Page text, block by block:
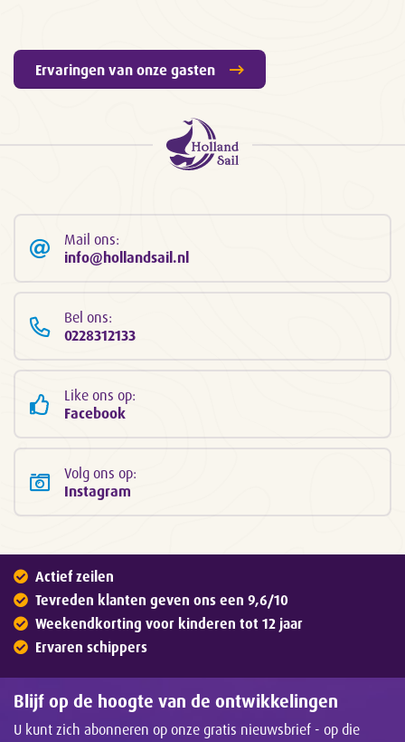
Ervaringen van onze gasten
Mail ons:
info@hollandsail.nl
Bel ons:
0228312133
Like ons op:
Facebook
Volg ons op:
Instagram
Actief zeilen
Tevreden klanten geven ons een 9,6/10
Weekendkorting voor kinderen tot 12 jaar
Ervaren schippers
Blijf op de hoogte van de ontwikkelingen
U kunt zich abonneren op onze gratis nieuwsbrief - op die